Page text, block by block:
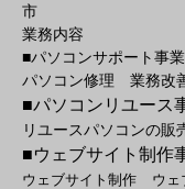
市
業務内容
■パソコンサポート事業
パソコン修理 業務改
■パソコンリユース
リユースパソコンの
■ウェブサイト制作
ウェブサイト制作 ウェ